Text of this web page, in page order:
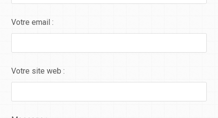
Votre email :
Votre site web :